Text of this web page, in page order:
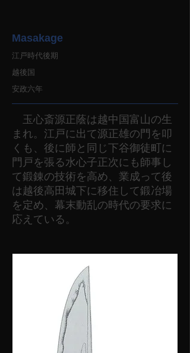
Masakage
江戸時代後期
越後国
安政六年
玉心斎源正蔭は越中国富山の生
まれ。江戸に出て源正雄の門を叩
くも、後に師と同じ下谷御徒町に
門戸を張る水心子正次にも師事し
て鍛錬の技術を高め、業成って後
は越後高田城下に移住して鍛冶場
を定め、幕末動乱の時代の要求に
応えている。